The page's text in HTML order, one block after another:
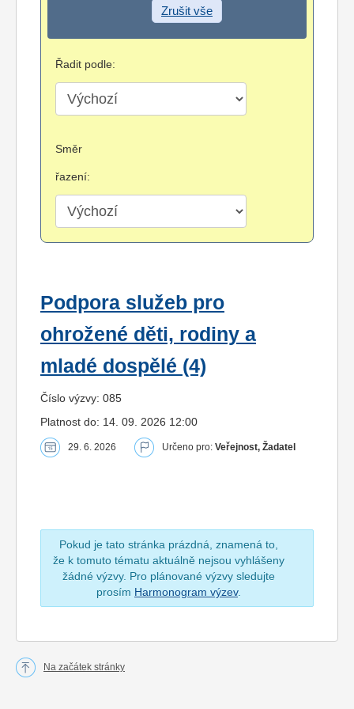
Zrušit vše
Řadit podle:
Směr
řazení:
Podpora služeb pro
ohrožené děti, rodiny a
mladé dospělé (4)
Číslo výzvy: 085
Platnost do: 14. 09. 2026 12:00
29. 6. 2026 Určeno pro: Veřejnost, Žadatel
Pokud je tato stránka prázdná, znamená to,
že k tomuto tématu aktuálně nejsou vyhlášeny
žádné výzvy. Pro plánované výzvy sledujte
prosím Harmonogram výzev.
Na začátek stránky